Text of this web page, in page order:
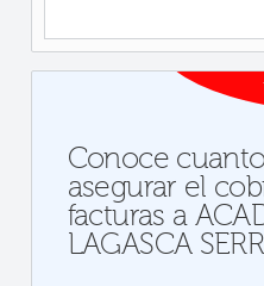
Conoce
asegurar el
facturas a
LAGASCA